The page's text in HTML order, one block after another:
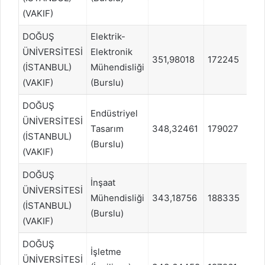
(VAKIF)
DOĞUŞ
ÜNİVERSİTESİ
(İSTANBUL)
(VAKIF)
Elektrik-
Elektronik
Mühendisliği
(Burslu)
351,98018 172245
DOĞUŞ
ÜNİVERSİTESİ
(İSTANBUL)
(VAKIF)
Endüstriyel
Tasarım
(Burslu)
348,32461 179027
DOĞUŞ
ÜNİVERSİTESİ
(İSTANBUL)
(VAKIF)
İnşaat
Mühendisliği
(Burslu)
343,18756 188335
DOĞUŞ
ÜNİVERSİTESİ
İşletme